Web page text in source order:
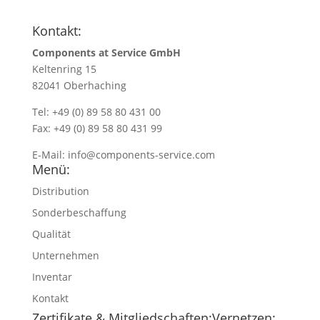
Kontakt:
Components at Service GmbH
Keltenring 15
82041 Oberhaching
Tel: +49 (0) 89 58 80 431 00
Fax: +49 (0) 89 58 80 431 99
E-Mail: info@components-service.com
Menü:
Distribution
Sonderbeschaffung
Qualität
Unternehmen
Inventar
Kontakt